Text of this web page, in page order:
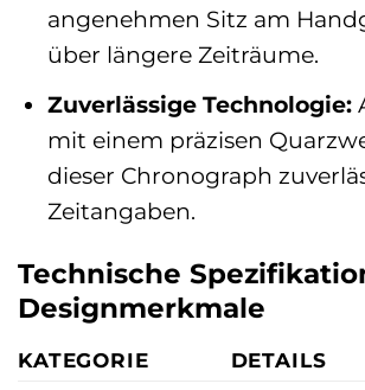
angenehmen Sitz am
über längere Zeiträume.
Zuverlässige Technologie:
mit einem präzisen
dieser Chronograph
Zeitangaben.
Technische
Designmerkmale
KATEGORIE DETAILS